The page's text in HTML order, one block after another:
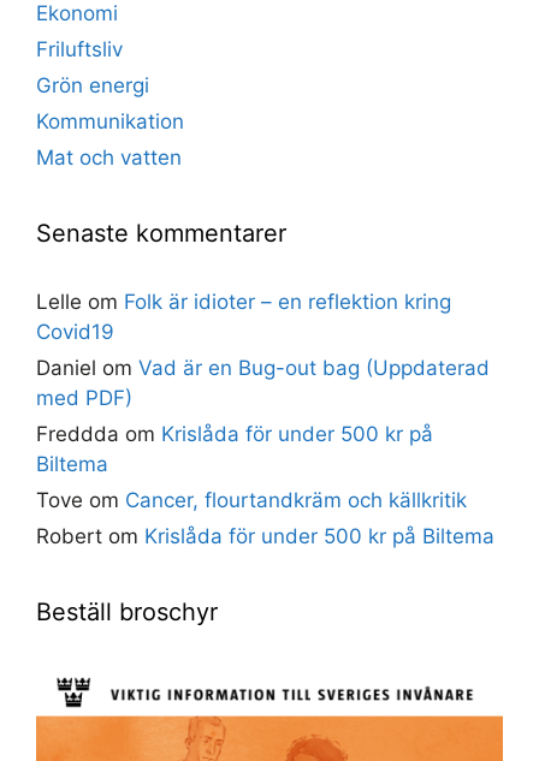
Ekonomi
Friluftsliv
Grön energi
Kommunikation
Mat och vatten
Senaste kommentarer
Lelle om Folk är idioter – en reflektion kring
Covid19
Daniel om Vad är en Bug-out bag (Uppdaterad
med PDF)
Freddda om Krislåda för under 500 kr på
Biltema
Tove om Cancer, flourtandkräm och källkritik
Robert om Krislåda för under 500 kr på Biltema
Beställ broschyr